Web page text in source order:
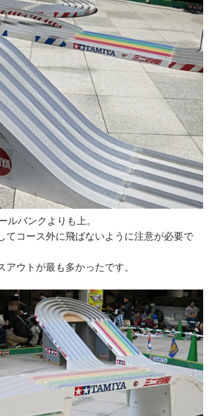
バンクよりも上。
てコース外に飛ばないように注意が必要で
ウトが最も多かったです。